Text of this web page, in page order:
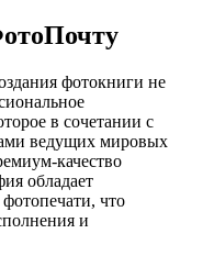
фотокниги не
в сочетании с
ведущих мировых
качество
обладает
что
и